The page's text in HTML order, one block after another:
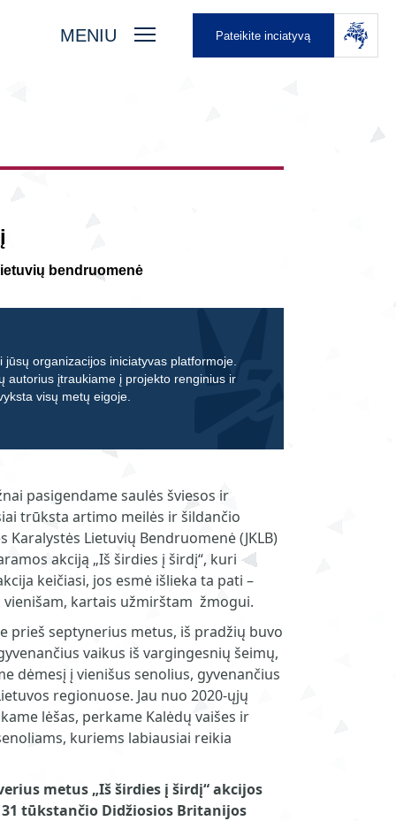
MENIU Pateikite inciatyvą
bendruomenė
jūsų organizacijos iniciatyvas platformoje.
autorius įtraukiame į projekto renginius ir
visų metų eigoje.
pasigendame saulės šviesos ir
trūksta artimo meilės ir šildančio
Karalystės Lietuvių Bendruomenė (JKLB)
akciją „Iš širdies į širdį“, kuri
keičiasi, jos esmė išlieka ta pati –
kartais užmirštam žmogui.
prieš septynerius metus, iš pradžių buvo
vaikus iš vargingesnių šeimų,
dėmesį į vienišus senolius, gyvenančius
regionuose. Jau nuo 2020-ųjų
lėšas, perkame Kalėdų vaišes ir
kuriems labiausiai reikia
metus „Iš širdies į širdį“ akcijos
tūkstančio Didžiosios Britanijos